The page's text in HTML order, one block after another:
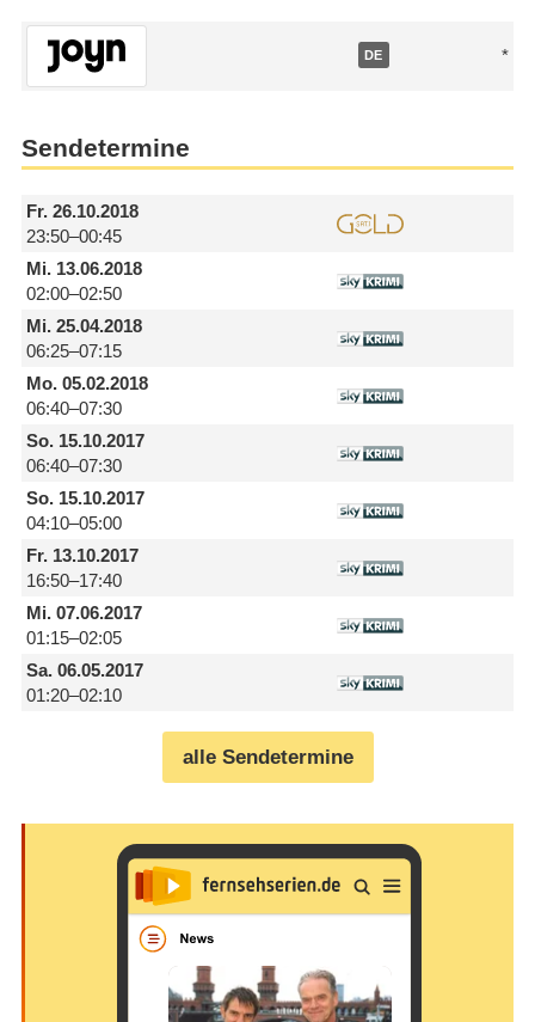
DE
Sendetermine
Fr.26.10.2018
23:50–00:45
Mi.13.06.2018
02:00–02:50
Mi.25.04.2018
06:25–07:15
Mo.05.02.2018
06:40–07:30
So.15.10.2017
06:40–07:30
So.15.10.2017
04:10–05:00
Fr.13.10.2017
16:50–17:40
Mi.07.06.2017
01:15–02:05
Sa.06.05.2017
01:20–02:10
alle Sendetermine